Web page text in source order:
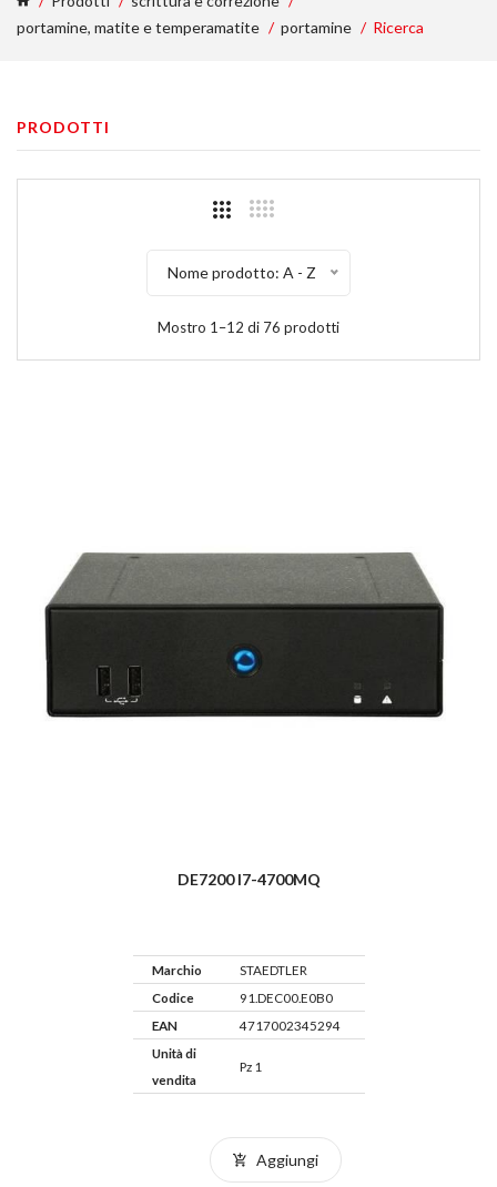
portamine, matite e temperamatite
portamine Ricerca
PRODOTTI
Nome prodotto: A - Z
Mostro 1–12 di 76 prodotti
DE7200 I7-4700MQ
Marchio
STAEDTLER
Codice
91.DEC00.E0B0
EAN
4717002345294
Unità di
vendita
Pz 1
Aggiungi